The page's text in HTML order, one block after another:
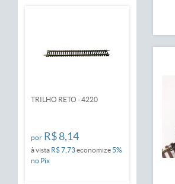
TRILHO RETO - 4220
por R$ 8,14
à vista R$ 7,73economize 5%
no Pix